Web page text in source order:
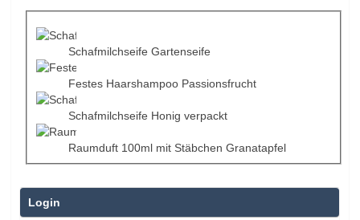
Schafmilchseife Gartenseife
Festes Haarshampoo Passionsfrucht
Schafmilchseife Honig verpackt
Raumduft 100ml mit Stäbchen Granatapfel
Login